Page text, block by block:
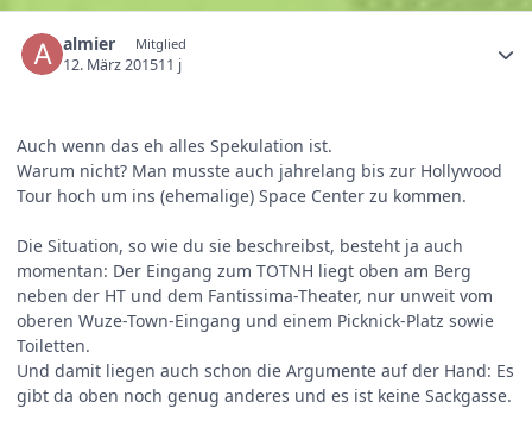
almier Mitglied
12. März 201511 j
Auch wenn das eh alles Spekulation ist.
Warum nicht? Man musste auch jahrelang bis zur Hollywood
Tour hoch um ins (ehemalige) Space Center zu kommen.
Die Situation, so wie du sie beschreibst, besteht ja auch
momentan: Der Eingang zum TOTNH liegt oben am Berg
neben der HT und dem Fantissima-Theater, nur unweit vom
oberen Wuze-Town-Eingang und einem Picknick-Platz sowie
Toiletten.
Und damit liegen auch schon die Argumente auf der Hand: Es
gibt da oben noch genug anderes und es ist keine Sackgasse.